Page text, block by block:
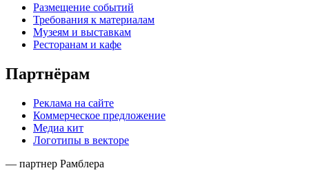
Размещение событий
Требования к материалам
Музеям и выставкам
Ресторанам и кафе
Партнёрам
Реклама на сайте
Коммерческое предложение
Медиа кит
Логотипы в векторе
— партнер Рамблера